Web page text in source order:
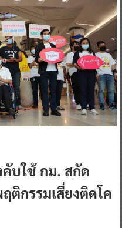
บใช้ กม. สกัด
ติกรรมเสี่ยงติดโค